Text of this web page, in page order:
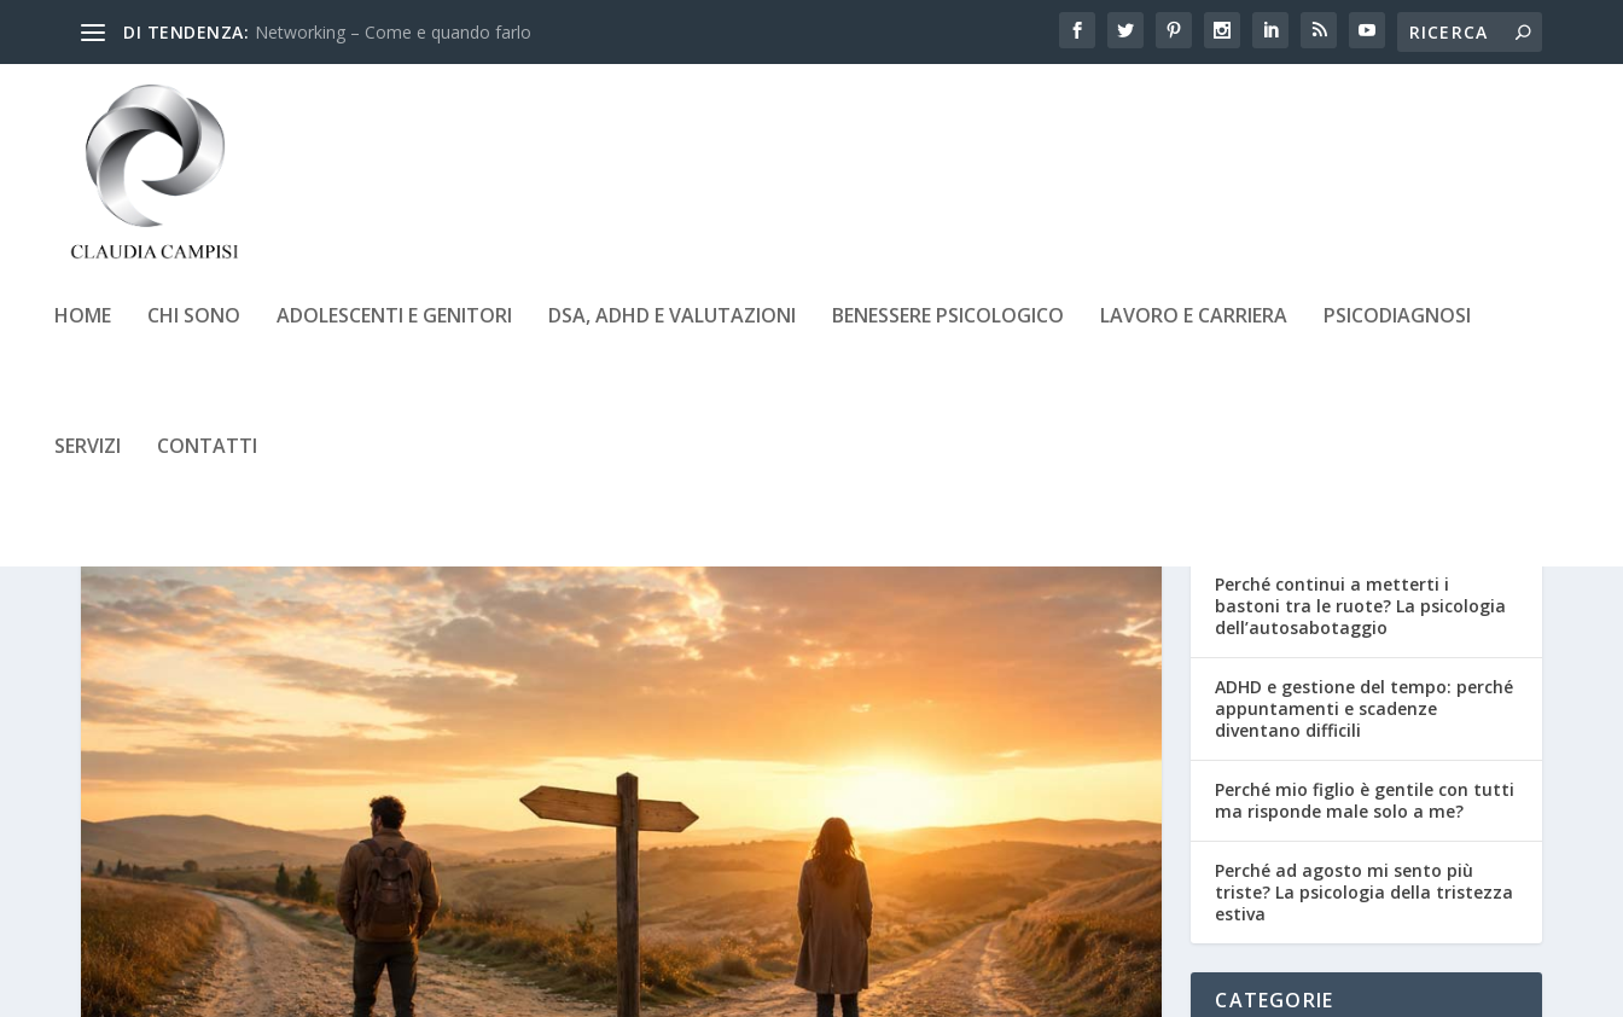
DI TENDENZA: Networking – Come e quando farlo
HOME CHI SONO ADOLESCENTI E GENITORI DSA, ADHD E VALUTAZIONI BENESSERE PSICOLOGICO LAVORO E CARRIERA PSICODIAGNOSI
SERVIZI CONTATTI
Perché continui a metterti i
bastoni tra le ruote? La psicologia
dell’autosabotaggio
ADHD e gestione del tempo: perché
appuntamenti e scadenze
diventano difficili
Perché mio figlio è gentile con tutti
ma risponde male solo a me?
Perché ad agosto mi sento più
triste? La psicologia della tristezza
estiva
CATEGORIE